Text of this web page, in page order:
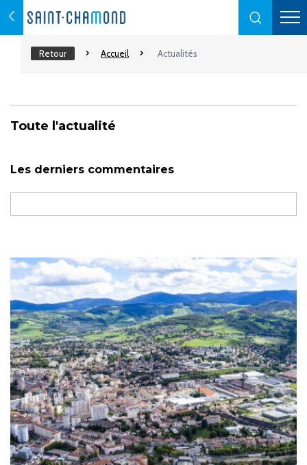
Retour Accueil Actualités
Toute l'actualité
Les derniers commentaires